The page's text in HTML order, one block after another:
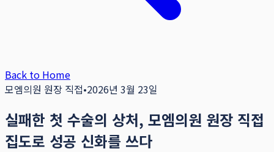
Back to Home
모엠의원 원장 직접•2026년 3월 23일
실패한 첫 수술의 상처, 모엠의원 원장 직접
집도로 성공 신화를 쓰다